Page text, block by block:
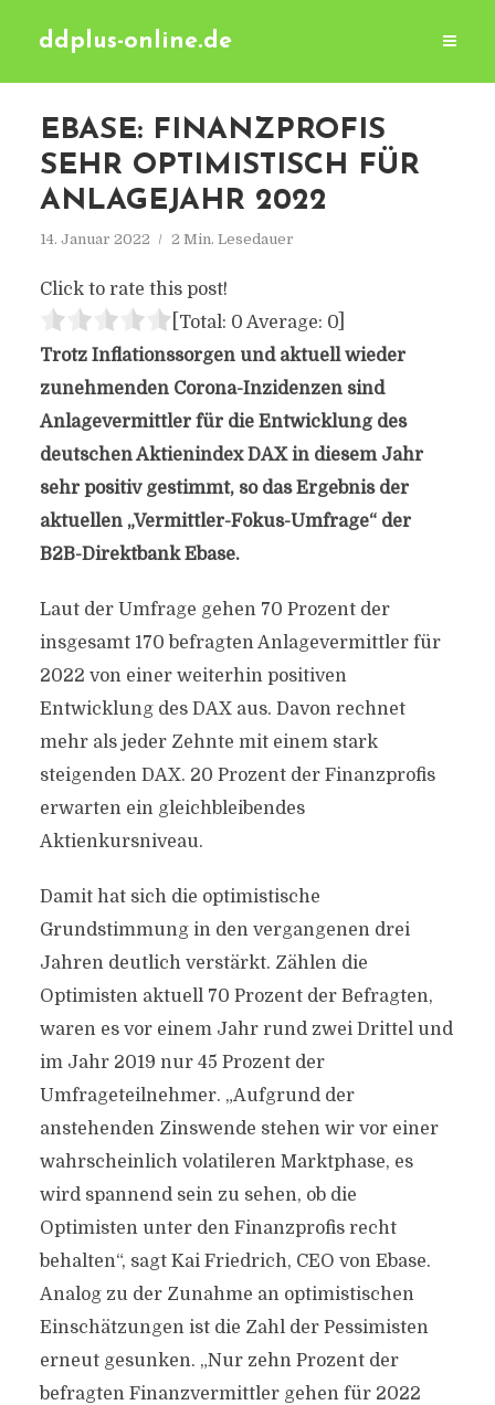
ddplus-online.de
EBASE: FINANZPROFIS
SEHR OPTIMISTISCH FÜR
ANLAGEJAHR 2022
14. Januar 2022 2 Min. Lesedauer
Click to rate this post!
[Total: 0 Average: 0]
Trotz Inflationssorgen und aktuell wieder
zunehmenden Corona-Inzidenzen sind
Anlagevermittler für die Entwicklung des
deutschen Aktienindex DAX in diesem Jahr
sehr positiv gestimmt, so das Ergebnis der
aktuellen „Vermittler-Fokus-Umfrage“ der
B2B-Direktbank Ebase.
Laut der Umfrage gehen 70 Prozent der
insgesamt 170 befragten Anlagevermittler für
2022 von einer weiterhin positiven
Entwicklung des DAX aus. Davon rechnet
mehr als jeder Zehnte mit einem stark
steigenden DAX. 20 Prozent der Finanzprofis
erwarten ein gleichbleibendes
Aktienkursniveau.
Damit hat sich die optimistische
Grundstimmung in den vergangenen drei
Jahren deutlich verstärkt. Zählen die
Optimisten aktuell 70 Prozent der Befragten,
waren es vor einem Jahr rund zwei Drittel und
im Jahr 2019 nur 45 Prozent der
Umfrageteilnehmer. „Aufgrund der
anstehenden Zinswende stehen wir vor einer
wahrscheinlich volatileren Marktphase, es
wird spannend sein zu sehen, ob die
Optimisten unter den Finanzprofis recht
behalten“, sagt Kai Friedrich, CEO von Ebase.
Analog zu der Zunahme an optimistischen
Einschätzungen ist die Zahl der Pessimisten
erneut gesunken. „Nur zehn Prozent der
befragten Finanzvermittler gehen für 2022